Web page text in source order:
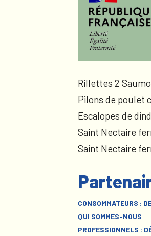
Rillettes 2
Pilons de poulet
Escalopes de
Saint Nectaire
Saint Nectaire
CONSOMMATEURS :
QUI SOMMES-NOUS
PROFESSIONNELS :